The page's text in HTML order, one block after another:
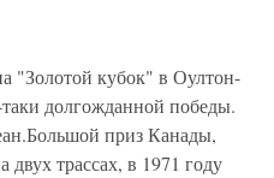
"Золотой кубок" в Оултон-
долгожданной победы.
приз Канады,
трассах, в 1971 году